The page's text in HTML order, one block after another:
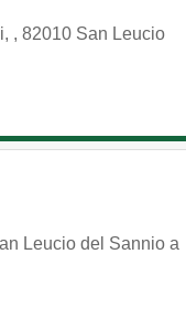
, 82010 San Leucio
Leucio del Sannio a